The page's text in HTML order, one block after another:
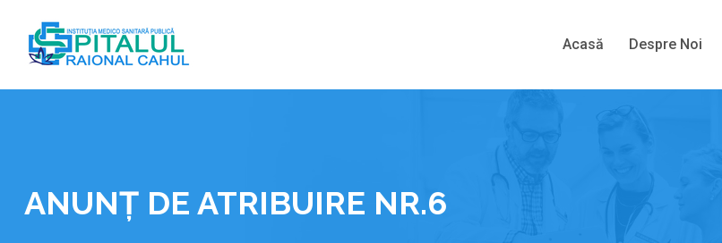
content
Acasă Despre Noi
ANUNȚ DE ATRIBUIRE NR.6